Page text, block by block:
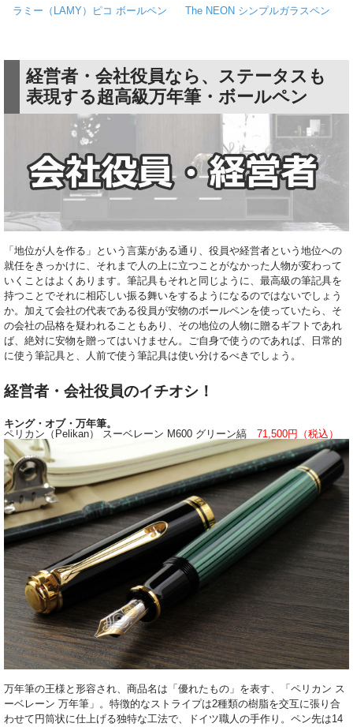
ラミー（LAMY）ピコ ボールペン The NEON シンプルガラスペン
経営者・会社役員なら、ステータスも
表現する超高級万年筆・ボールペン
「地位が人を作る」という言葉がある通り、役員や経営者という地位への
就任をきっかけに、それまで人の上に立つことがなかった人物が変わって
いくことはよくあります。筆記具もそれと同じように、最高級の筆記具を
持つことでそれに相応しい振る舞いをするようになるのではないでしょう
か。加えて会社の代表である役員が安物のボールペンを使っていたら、そ
の会社の品格を疑われることもあり、その地位の人物に贈るギフトであれ
ば、絶対に安物を贈ってはいけません。ご自身で使うのであれば、日常的
に使う筆記具と、人前で使う筆記具は使い分けるべきでしょう。
経営者・会社役員のイチオシ！
キング・オブ・万年筆。
ペリカン（Pelikan） スーベレーン M600 グリーン縞
71,500円（税込）
万年筆の王様と形容され、商品名は「優れたもの」を表す、「ペリカン ス
ーベレーン 万年筆」。特徴的なストライプは2種類の樹脂を交互に張り合
わせて円筒状に仕上げる独特な工法で、ドイツ職人の手作り。ペン先は14